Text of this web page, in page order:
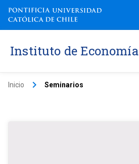
Instituto de Economía
Inicio keyboard_arrow_right Seminarios